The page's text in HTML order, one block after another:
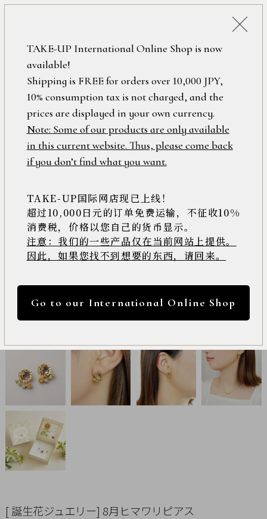
ONLINE SHOP
[ 誕生花ジュエリー] 8月ヒマワリピアス
フリーワード
在庫なし含む
アイテム
ロ
グ
イ
ン
/
新
規
会
登
録
>>
Online
Shop
Item
ALL
Necklace
Pierced
Earrings
Charm
TAKE-UP International Online Shop is now
available!
Shipping is FREE for orders over 10,000 JPY,
10% consumption tax is not charged, and the
prices are displayed in your own currency.
Note: Some of our products are only available
in this current website. Thus, please come back
if you don’t find what you want.
TAKE-UP国际网店现已上线！
超过10,000日元的订单免费运输，不征收10%
消费税，价格以您自己的货币显示。
注意：我们的一些产品仅在当前网站上提供。
因此，如果您找不到想要的东西，请回来。
Go to our International Online Shop